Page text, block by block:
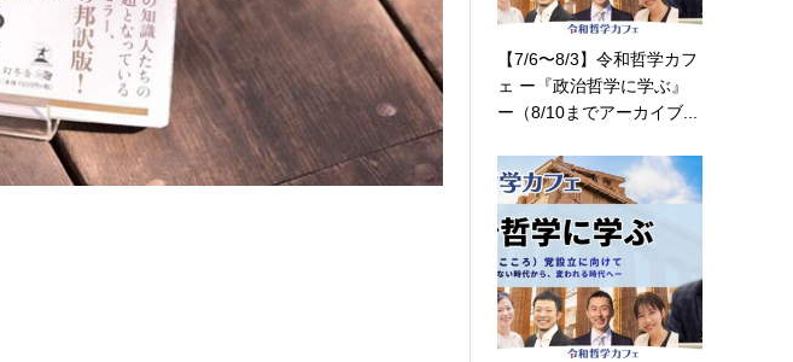
【7/6〜8/3】令和哲学カフ
ェ ー『政治哲学に学ぶ』
ー（8/10までアーカイブ...